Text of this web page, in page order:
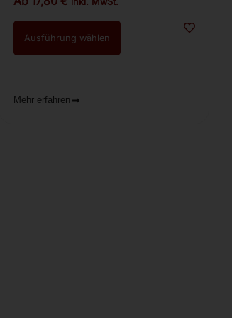
Ausführung wählen
Mehr erfahren